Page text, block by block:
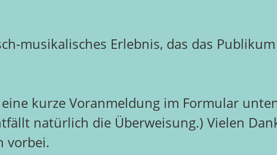
musikalisches Erlebnis, das das
kurze Voranmeldung im Formular
natürlich die Überweisung.) Vielen
vorbei.